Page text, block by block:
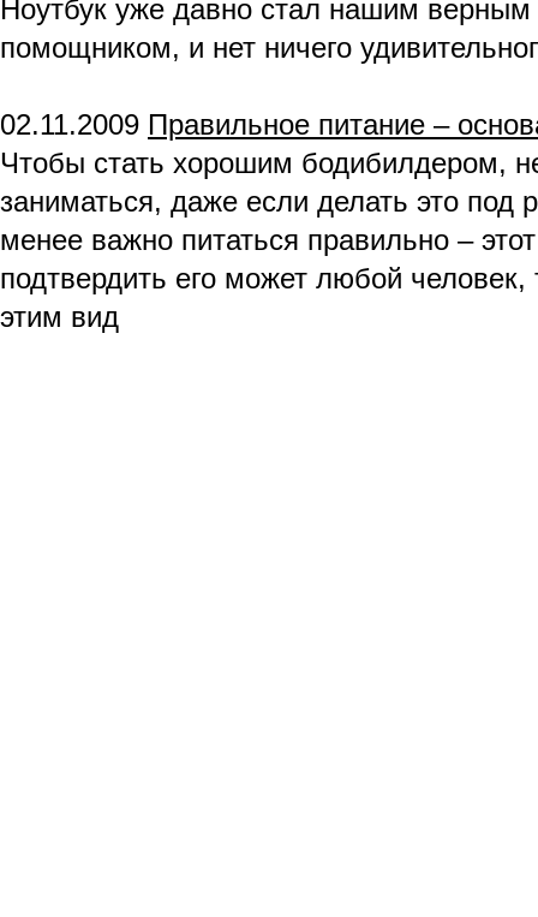
Ноутбук уже давно стал нашим
помощником, и нет ничего
02.11.2009 Правильное питание –
Чтобы стать хорошим бодибилдером,
заниматься, даже если делать это под
менее важно питаться правильно –
подтвердить его может любой
этим вид